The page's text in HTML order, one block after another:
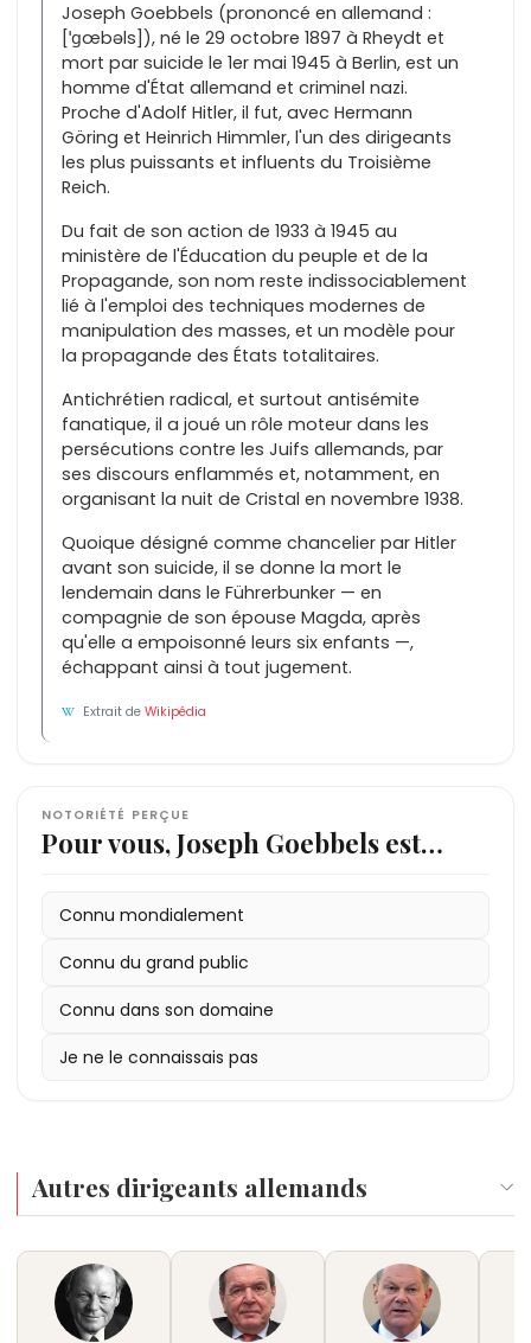
Joseph Goebbels (prononcé en allemand :
[ˈɡœbəls]), né le 29 octobre 1897 à Rheydt et
mort par suicide le 1er mai 1945 à Berlin, est un
homme d'État allemand et criminel nazi.
Proche d'Adolf Hitler, il fut, avec Hermann
Göring et Heinrich Himmler, l'un des dirigeants
les plus puissants et influents du Troisième
Reich.
Du fait de son action de 1933 à 1945 au
ministère de l'Éducation du peuple et de la
Propagande, son nom reste indissociablement
lié à l'emploi des techniques modernes de
manipulation des masses, et un modèle pour
la propagande des États totalitaires.
Antichrétien radical, et surtout antisémite
fanatique, il a joué un rôle moteur dans les
persécutions contre les Juifs allemands, par
ses discours enflammés et, notamment, en
organisant la nuit de Cristal en novembre 1938.
Quoique désigné comme chancelier par Hitler
avant son suicide, il se donne la mort le
lendemain dans le Führerbunker — en
compagnie de son épouse Magda, après
qu'elle a empoisonné leurs six enfants —,
échappant ainsi à tout jugement.
Extrait deWikipédia
NOTORIÉTÉ PERÇUE
Pour vous, Joseph Goebbels est…
Connu mondialement
Connu du grand public
Connu dans son domaine
Je ne le connaissais pas
Autres dirigeants allemands